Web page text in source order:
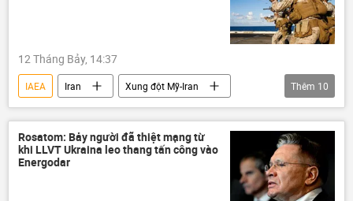
12 Tháng Bảy, 14:37
IAEA Iran
Xung đột Mỹ-Iran
Hoa Kỳ
Chính trị
Thế giới
Trung Đông
xung đột quân sự
xung đột
tấn công
Thêm 10
Rosatom: Bảy người đã thiệt mạng từ
khi LLVT Ukraina leo thang tấn công vào
Energodar